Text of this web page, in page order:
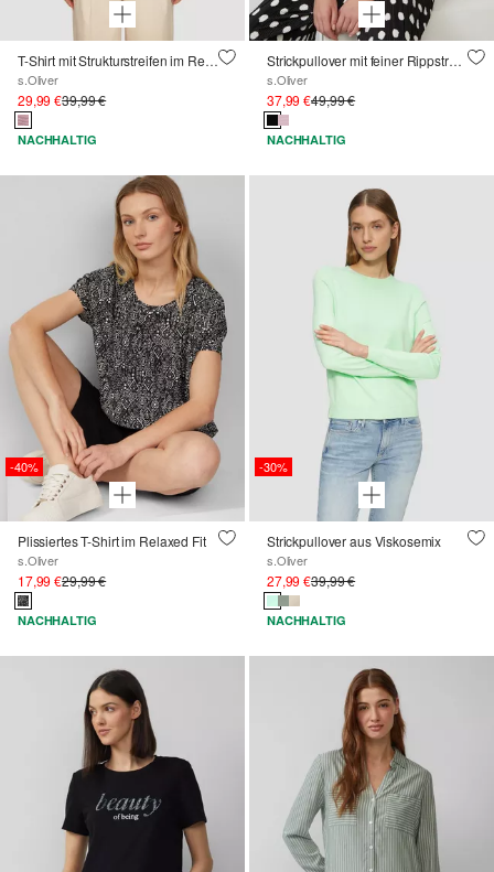
T-Shirt mit Strukturstreifen im Relaxed Fit
s.Oliver
29,99 €39,99 €
NACHHALTIG
Strickpullover mit feiner Rippstruktur
s.Oliver
37,99 €49,99 €
NACHHALTIG
-40%
Plissiertes T-Shirt im Relaxed Fit
s.Oliver
17,99 €29,99 €
NACHHALTIG
-30%
Strickpullover aus Viskosemix
s.Oliver
27,99 €39,99 €
NACHHALTIG